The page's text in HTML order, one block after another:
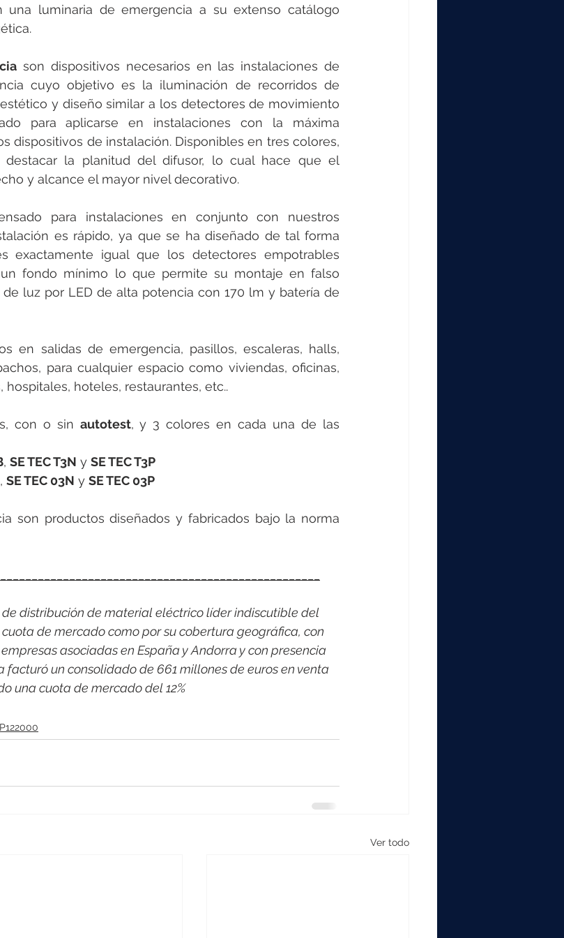
una luminaria de emergencia a su extenso catálogo
son dispositivos necesarios en las instalaciones de
cuyo objetivo es la iluminación de recorridos de
y diseño similar a los detectores de movimiento
para aplicarse en instalaciones con la máxima
dispositivos de instalación. Disponibles en tres colores,
destacar la planitud del difusor, lo cual hace que el
y alcance el mayor nivel decorativo.
para instalaciones en conjunto con nuestros
es rápido, ya que se ha diseñado de tal forma
exactamente igual que los detectores empotrables
fondo mínimo lo que permite su montaje en falso
luz por LED de alta potencia con 170 lm y batería de
en salidas de emergencia, pasillos, escaleras, halls,
para cualquier espacio como viviendas, oficinas,
hoteles, restaurantes, etc..
con o sin autotest, y 3 colores en cada una de las
, SE TEC T3N y SE TEC T3P
, SE TEC 03N y SE TEC 03P
son productos diseñados y fabricados bajo la norma
de distribución de material eléctrico líder indiscutible del
de mercado como por su cobertura geográfica, con
asociadas en España y Andorra y con presencia
facturó un consolidado de 661 millones de euros en venta
una cuota de mercado del 12%
Ver todo